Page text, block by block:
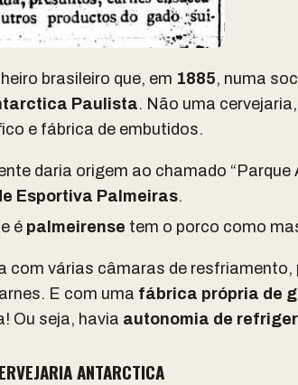
brasileiro que, em 1885, numa
Paulista. Não uma
e fábrica de embutidos.
daria origem ao chamado “Parque
Esportiva Palmeiras.
é palmeirense tem o porco como
com várias câmaras de resfriamento,
E com uma fábrica própria de
Ou seja, havia autonomia de
ANTARCTICA